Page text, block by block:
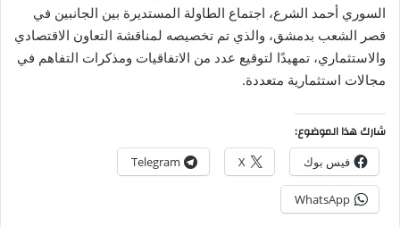
السوري أحمد الشرع، اجتماع الطاولة المستديرة بين الجانبين في
قصر الشعب بدمشق، والذي تم تخصيصه لمناقشة التعاون الاقتصادي
والاستثماري، تمهيدًا لتوقيع عدد من الاتفاقيات ومذكرات التفاهم في
مجالات استثمارية متعددة.
شارك هذا الموضوع:
فيس بوك X
Telegram
WhatsApp